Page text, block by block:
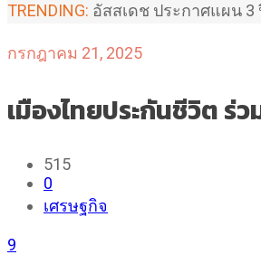
TRENDING: อัสสเดช ประกาศแผน
กรกฎาคม 21, 2025
เมืองไทยประกันชีวิต ร่
515
0
เศรษฐกิจ
9